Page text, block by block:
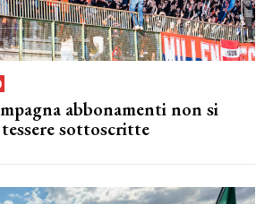
abbonamenti non si
sottoscritte